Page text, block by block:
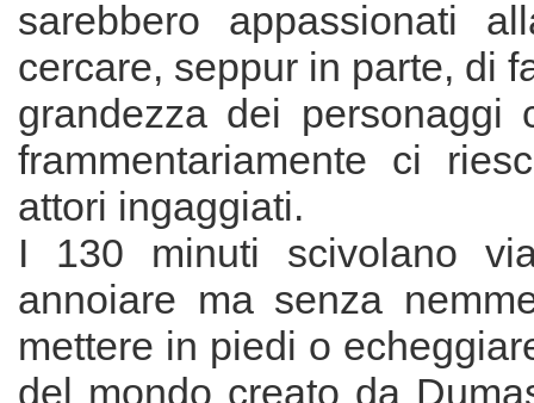
sarebbero appassionati
cercare, seppur in parte, di
grandezza dei personaggi
frammentariamente ci
attori ingaggiati.
I 130 minuti scivolano
annoiare ma senza
mettere in piedi o
del mondo creato da